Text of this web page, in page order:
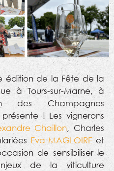
édition de la Fête de la
à Tours-sur-Marne, à
des Champagnes
! Les vignerons
Chaillon, Charles
Eva MAGLOIRE et
de sensibiliser le
de la viticulture